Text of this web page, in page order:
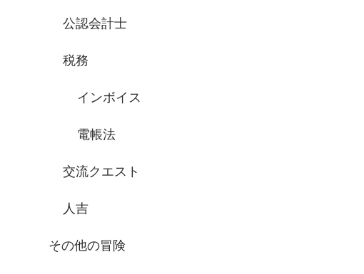
公認会計士
税務
インボイス
電帳法
交流クエスト
人吉
その他の冒険